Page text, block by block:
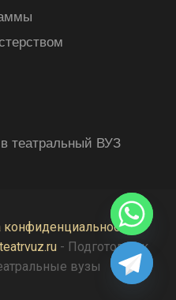
в театральный ВУЗ
конфиденциальности
- Подготовка к
вузы